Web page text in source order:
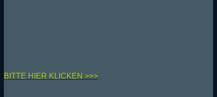
BITTE HIER KLICKEN >>>